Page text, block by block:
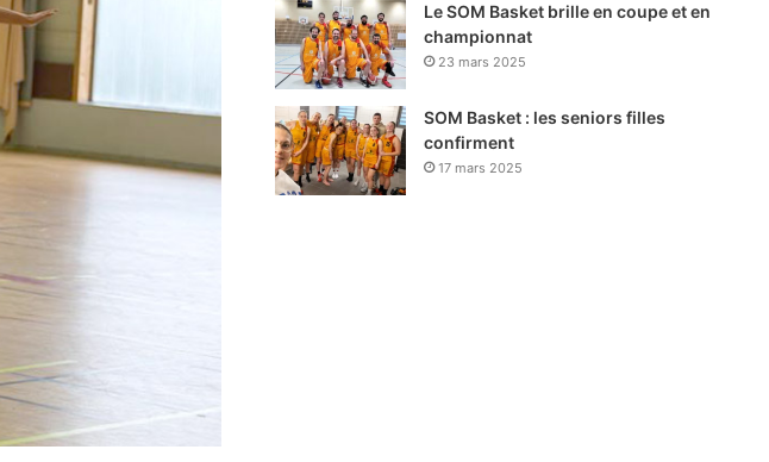
Le SOM Basket brille en coupe et en
championnat
23 mars 2025
SOM Basket : les seniors filles
confirment
17 mars 2025